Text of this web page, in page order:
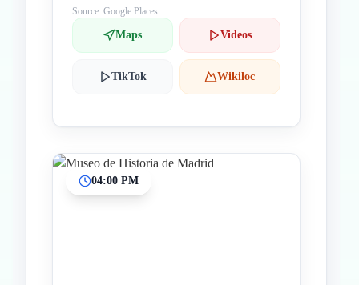
Source: Google Places
Maps Videos
TikTok Wikiloc
04:00 PM